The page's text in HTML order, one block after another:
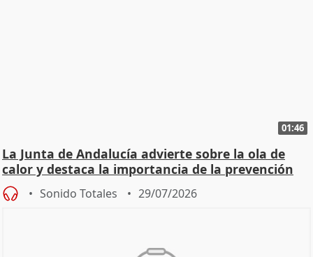
01:46
La Junta de Andalucía advierte sobre la ola de
calor y destaca la importancia de la prevención
Sonido Totales 29/07/2026